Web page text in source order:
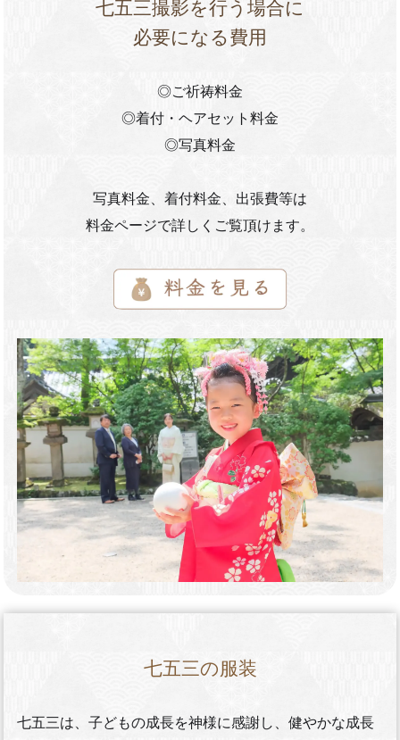
七五三撮影を行う場合に
必要になる費用
◎ご祈祷料金
◎着付・ヘアセット料金
◎写真料金
写真料金、着付料金、出張費等は
料金ページで詳しくご覧頂けます。
七五三の服装
七五三は、子どもの成長を神様に感謝し、健やかな成長